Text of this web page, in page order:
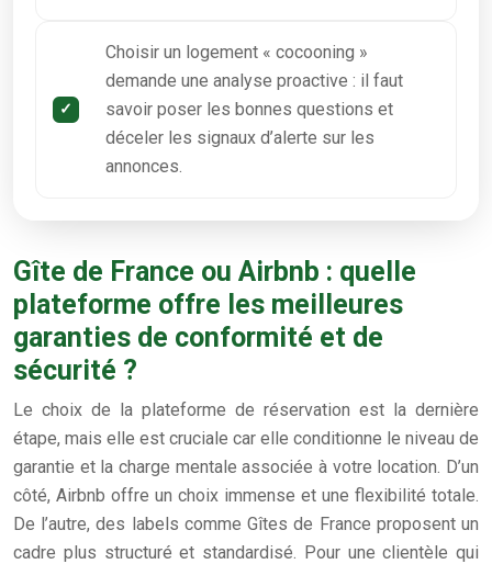
Choisir un logement « cocooning »
demande une analyse proactive : il faut
savoir poser les bonnes questions et
déceler les signaux d’alerte sur les
annonces.
Gîte de France ou Airbnb : quelle
plateforme offre les meilleures
garanties de conformité et de
sécurité ?
Le choix de la plateforme de réservation est la dernière
étape, mais elle est cruciale car elle conditionne le niveau de
garantie et la charge mentale associée à votre location. D’un
côté, Airbnb offre un choix immense et une flexibilité totale.
De l’autre, des labels comme Gîtes de France proposent un
cadre plus structuré et standardisé. Pour une clientèle qui